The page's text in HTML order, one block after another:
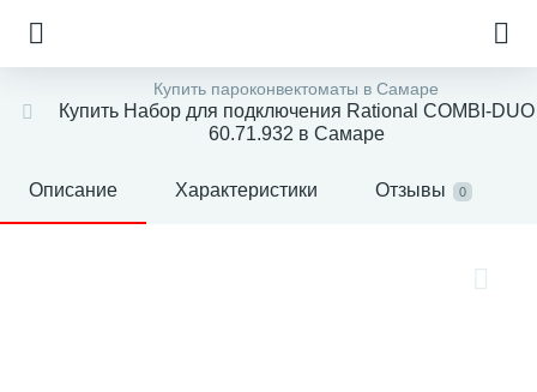
Купить пароконвектоматы в Самаре
Купить Набор для подключения Rational COMBI-DUO
60.71.932 в Самаре
Описание Характеристики Отзывы 0